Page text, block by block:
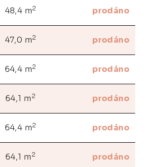
48,4 m2 prodáno
47,0 m2 prodáno
64,4 m2 prodáno
64,1 m 2 prodáno
64,4 m2 prodáno
64,1 m 2 prodáno